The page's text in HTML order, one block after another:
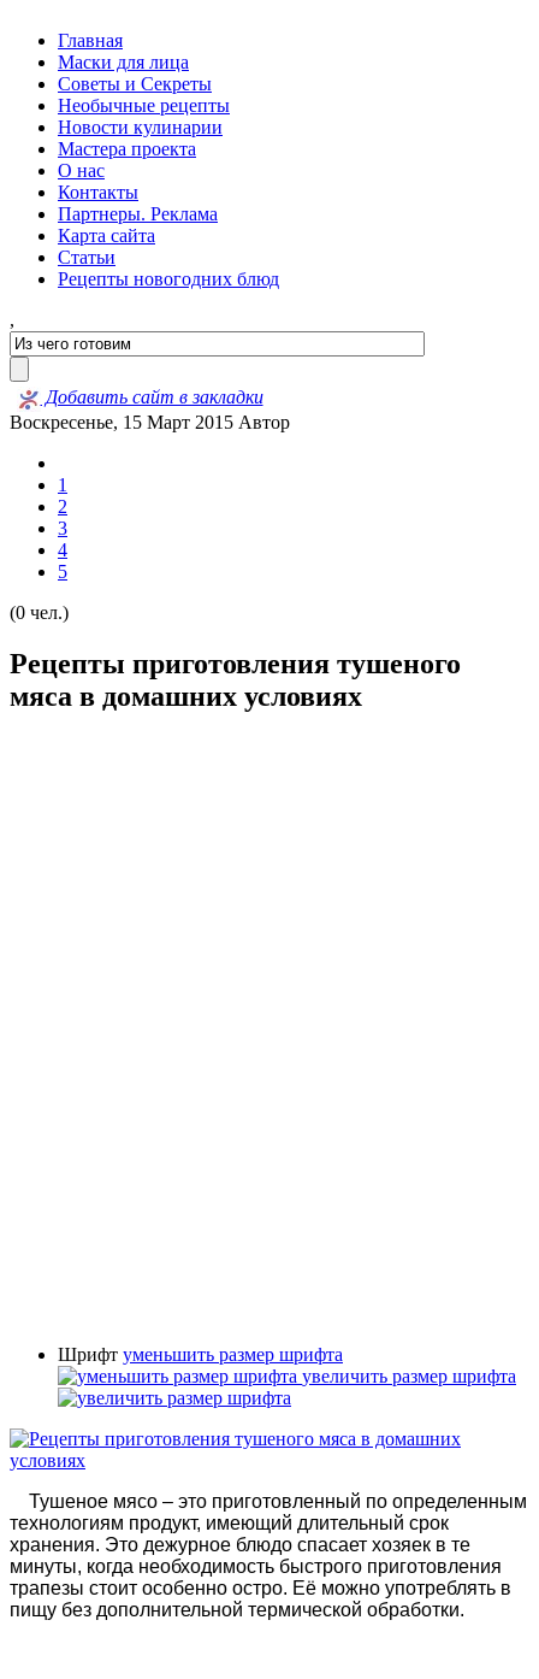
Главная
Маски для лица
Советы и Секреты
Необычные рецепты
Новости кулинарии
Мастера проекта
О нас
Контакты
Партнеры. Реклама
Карта сайта
Статьи
Рецепты новогодних блюд
,
Добавить сайт в закладки
Воскресенье, 15 Март 2015 Автор
1
2
3
4
5
(0 чел.)
Рецепты приготовления тушеного
мяса в домашних условиях
Шрифт уменьшить размер шрифта
увеличить размер шрифта
Тушеное мясо – это приготовленный по определенным
технологиям продукт, имеющий длительный срок
хранения. Это дежурное блюдо спасает хозяек в те
минуты, когда необходимость быстрого приготовления
трапезы стоит особенно остро. Её можно употреблять в
пищу без дополнительной термической обработки.